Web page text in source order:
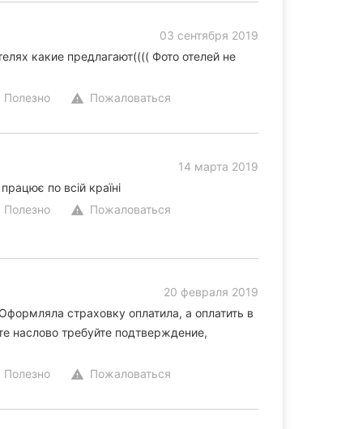
03 сентября 2019
какие предлагают(((( Фото отелей не
Полезно warning Пожаловаться
14 марта 2019
по всій країні
Полезно warning Пожаловаться
20 февраля 2019
страховку оплатила, а оплатить в
наслово требуйте подтверждение,
Полезно warning Пожаловаться